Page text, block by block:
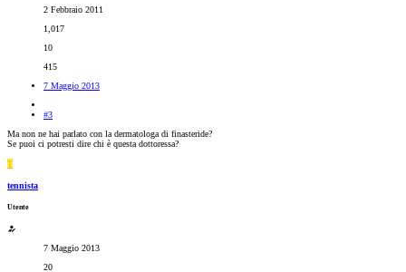
2 Febbraio 2011
1,017
10
415
7 Maggio 2013
#3
Ma non ne hai parlato con la dermatologa di finasteride?
Se puoi ci potresti dire chi è questa dottoressa?
T
tennista
Utente
7 Maggio 2013
20